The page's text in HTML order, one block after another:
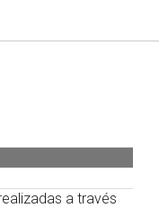
a través